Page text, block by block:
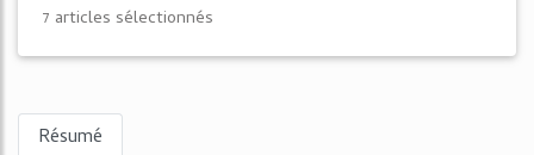
7 articles sélectionnés
Résumé